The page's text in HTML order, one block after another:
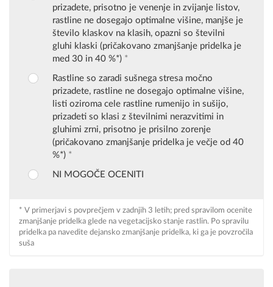
prizadete, prisotno je venenje in zvijanje listov,
rastline ne dosegajo optimalne višine, manjše je
število klaskov na klasih, opazni so številni
gluhi klaski (pričakovano zmanjšanje pridelka je
med 30 in 40 %*) *
Rastline so zaradi sušnega stresa močno
prizadete, rastline ne dosegajo optimalne višine,
listi oziroma cele rastline rumenijo in sušijo,
prizadeti so klasi z številnimi nerazvitimi in
gluhimi zrni, prisotno je prisilno zorenje
(pričakovano zmanjšanje pridelka je večje od 40
%*) *
NI MOGOČE OCENITI
* V primerjavi s povprečjem v zadnjih 3 letih; pred spravilom ocenite
zmanjšanje pridelka glede na vegetacijsko stanje rastlin. Po spravilu
pridelka pa navedite dejansko zmanjšanje pridelka, ki ga je povzročila
suša